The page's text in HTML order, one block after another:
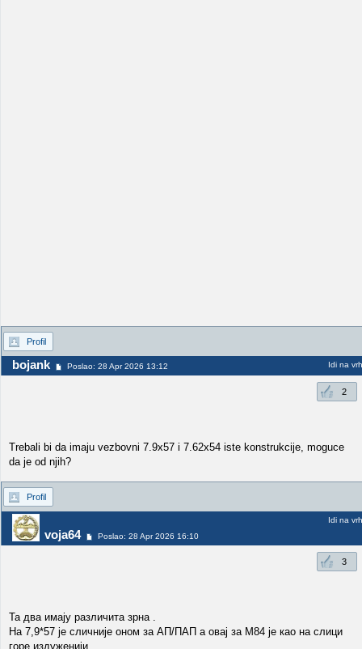
Profil
bojank Poslao: 28 Apr 2026 13:12 Idi na vrh
2
Trebali bi da imaju vezbovni 7.9x57 i 7.62x54 iste konstrukcije, moguce
da je od njih?
Profil
voja64 Poslao: 28 Apr 2026 16:10
Idi na vrh
3
Та два имају различита зрна .
На 7,9*57 је сличније оном за АП/ПАП а овај за М84 је као на слици
горе издуженији .